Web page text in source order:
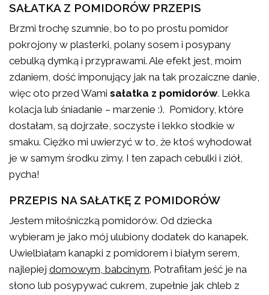
SAŁATKA Z POMIDORÓW PRZEPIS
Brzmi trochę szumnie, bo to po prostu pomidor
pokrojony w plasterki, polany sosem i posypany
cebulką dymką i przyprawami. Ale efekt jest, moim
zdaniem, dość imponujący jak na tak prozaiczne danie,
więc oto przed Wamisałatka z pomidorów. Lekka
kolacja lub śniadanie – marzenie :). Pomidory, które
dostałam, są dojrzałe, soczyste i lekko słodkie w
smaku. Ciężko mi uwierzyć w to, że ktoś wyhodował
je w samym środku zimy. I ten zapach cebulki i ziół,
pycha!
PRZEPIS NA SAŁATKĘ Z POMIDORÓW
Jestem miłośniczką pomidorów. Od dziecka
wybieram je jako mój ulubiony dodatek do kanapek.
Uwielbiałam kanapki z pomidorem i białym serem,
najlepiejdomowym, babcinym. Potrafiłam jeść je na
słono lub posypywać cukrem, zupełnie jak chleb z